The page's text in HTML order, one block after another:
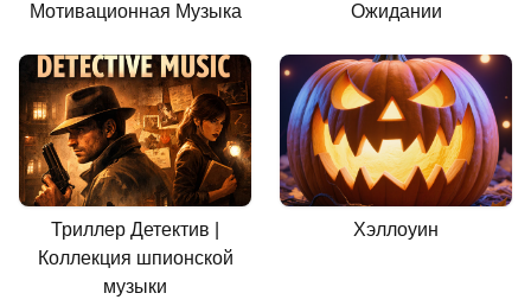
Мотивационная Музыка
Ожидании
Триллер Детектив |
Коллекция шпионской
музыки
Хэллоуин